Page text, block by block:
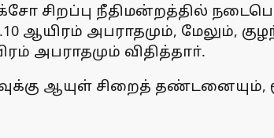
சிறப்பு நீதிமன்றத்தில்
ஆயிரம் அபராதமும், மேலும்,
அபராதமும் விதித்தாா்.
ஆயுள் சிறைத் தண்டனையும்,